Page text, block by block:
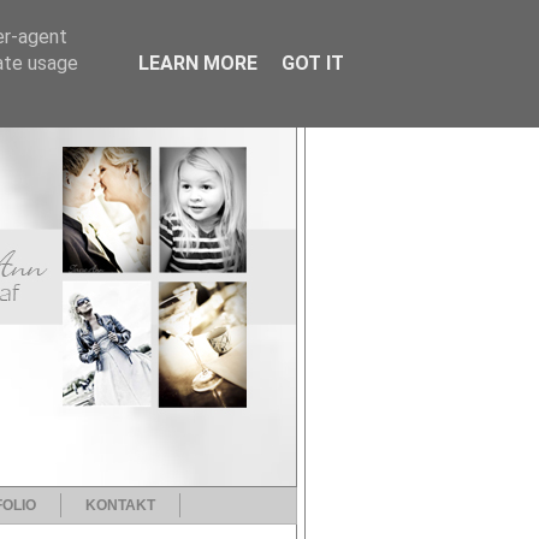
KONTAKT
agent
usage
LEARN MORE GOT IT